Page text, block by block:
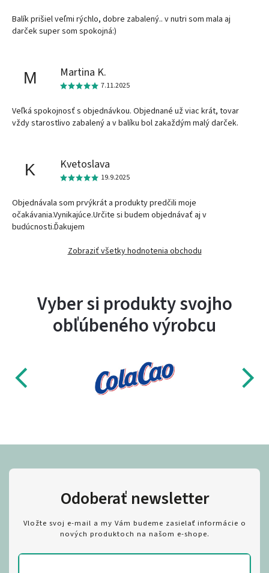
Balík prišiel veľmi rýchlo, dobre zabalený.. v nutri som mala aj
darček super som spokojná:)
M Martina K.
7.11.2025
Veľká spokojnosť s objednávkou. Objednané už viac krát, tovar
vždy starostlivo zabalený a v balíku bol zakaždým malý darček.
K Kvetoslava
19.9.2025
Objednávala som prvýkrát a produkty predčili moje
očakávania.Vynikajúce.Určite si budem objednávať aj v
budúcnosti.Ďakujem
Zobraziť všetky hodnotenia obchodu
Vyber si produkty svojho
obľúbeného výrobcu
Odoberať newsletter
Vložte svoj e-mail a my Vám budeme zasielať informácie o
nových produktoch na našom e-shope.